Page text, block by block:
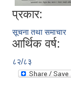
प्रकार:
सूचना तथा समाचार
आर्थिक वर्ष:
८२/८३